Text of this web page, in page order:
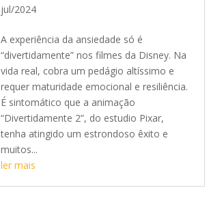
jul/2024
A experiência da ansiedade só é
“divertidamente” nos filmes da Disney. Na
vida real, cobra um pedágio altíssimo e
requer maturidade emocional e resiliência.
É sintomático que a animação
“Divertidamente 2”, do estudio Pixar,
tenha atingido um estrondoso êxito e
muitos...
ler mais